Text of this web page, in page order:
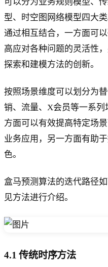
型、时空图网络模型四大
通过相互结合，一方面可
高应对各种问题的灵活性
探索和建模方法的创新。
按照场景维度可以划分为
销、流量、X会员等一系
方面可以有效提高特定场
业务应用，另一方面有助
色。
盒马预测算法的迭代路径
见方法进行介绍。
4.1 传统时序方法